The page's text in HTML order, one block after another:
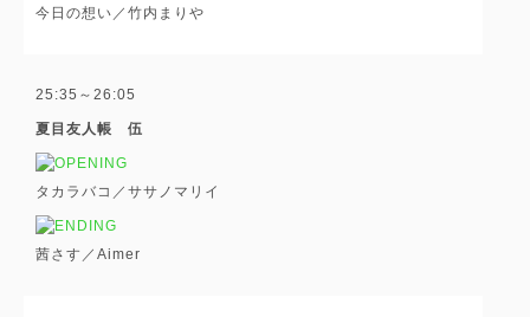
今日の想い／竹内まりや
25:35～26:05
夏目友人帳 伍
タカラバコ／ササノマリイ
茜さす／Aimer